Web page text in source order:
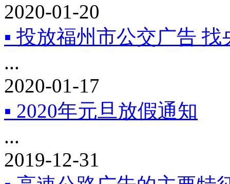
2020-01-20
▪ 投放福州市公交广告 找
...
2020-01-17
▪ 2020年元旦放假通知
...
2019-12-31